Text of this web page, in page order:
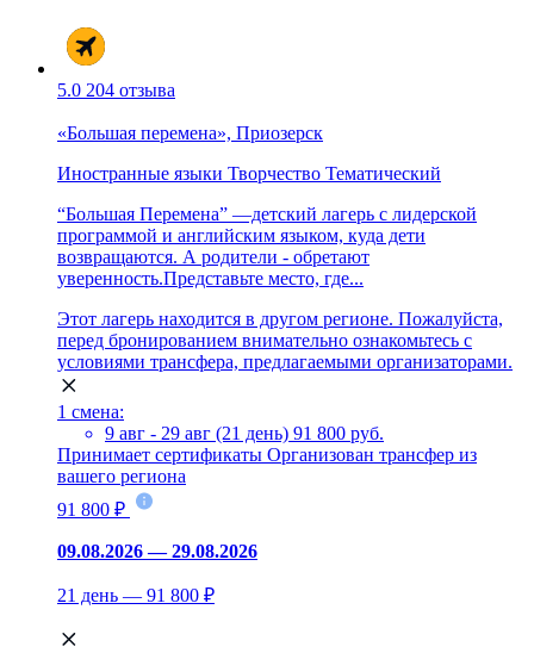
5.0 204 отзыва
«Большая перемена», Приозерск
Иностранные языки Творчество Тематический
“Большая Перемена” —детский лагерь с лидерской
программой и английским языком, куда дети
возвращаются. А родители - обретают
уверенность.Представьте место, где...
Этот лагерь находится в другом регионе. Пожалуйста,
перед бронированием внимательно ознакомьтесь с
условиями трансфера, предлагаемыми организаторами.
1 смена:
9 авг - 29 авг (21 день) 91 800 руб.
Принимает сертификаты Организован трансфер из
вашего региона
91 800 ₽
09.08.2026 — 29.08.2026
21 день — 91 800 ₽